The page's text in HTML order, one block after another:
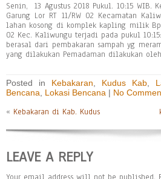
Senin, 13 Agustus 2018 Pukul. 10:15 WIB.
Garung Lor RT 11/RW 02 Kecamatan
lahan kosong di komplek kapling milik Bp.
02 Kec. Kaliwungu terjadi pada pukul
berasal dari pembakaran sampah yg
yang dilakukan Pemadaman dilakukan
Posted in Kebakaran Kudus Kab,
Bencana
Lokasi Bencana | No
« Kebakaran di Kab. Kudus
LEAVE A REPLY